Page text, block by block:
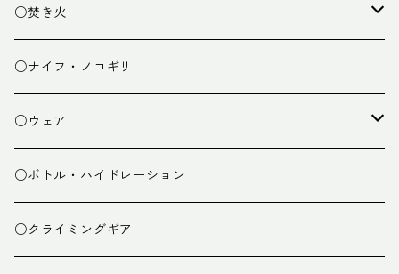
ランタン
テーブル
チェア
○焚き火
焚き火台
焚き火小物
○ナイフ・ノコギリ
○ウェア
ミドルレイヤー
ベースレイヤー
○ボトル・ハイドレーション
○クライミングギア